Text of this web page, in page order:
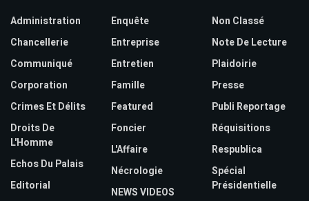
Administration
Chancellerie
Communiqué
Corporation
Crimes Et Délits
Droits De
L'Homme
Echos Du Palais
Editorial
Enquête
Entreprise
Entretien
Famille
Featured
Foncier
L'Affaire
Nécrologie
NEWS VIDEOS
Non Classé
Note De Lecture
Plaidoirie
Presse
Publi Reportage
Réquisitions
Respublica
Spécial
Présidentielle